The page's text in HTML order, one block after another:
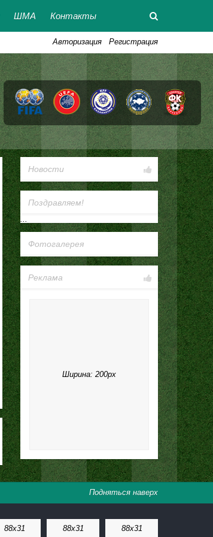
ШМА Контакты
Авторизация Регистрация
Новости
Поздравляем!
...
Фотогалерея
Реклама
Ширина: 200px
Подняться наверх
88x31 88x31 88x31